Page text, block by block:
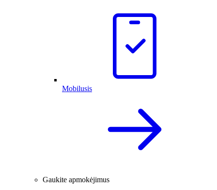
Mobilusis
Gaukite apmokėjimus